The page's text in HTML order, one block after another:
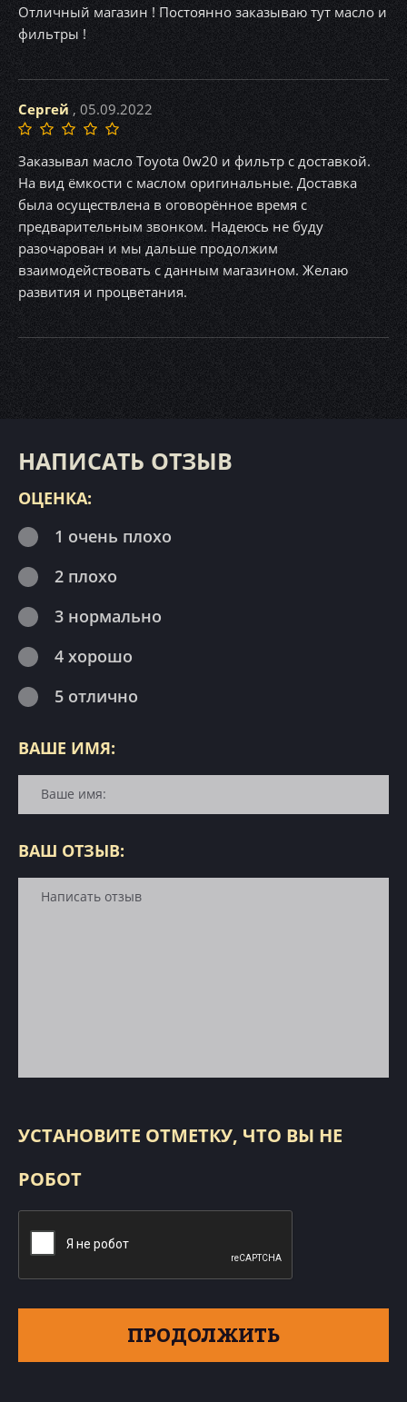
Отличный магазин ! Постоянно заказываю тут масло и
фильтры !
Сергей , 05.09.2022
Заказывал масло Toyota 0w20 и фильтр с доставкой.
На вид ёмкости с маслом оригинальные. Доставка
была осуществлена в оговорённое время с
предварительным звонком. Надеюсь не буду
разочарован и мы дальше продолжим
взаимодействовать с данным магазином. Желаю
развития и процветания.
НАПИСАТЬ ОТЗЫВ
ОЦЕНКА:
1 очень плохо
2 плохо
3 нормально
4 хорошо
5 отлично
ВАШЕ ИМЯ:
ВАШ ОТЗЫВ:
УСТАНОВИТЕ ОТМЕТКУ, ЧТО ВЫ НЕ
РОБОТ
ПРОДОЛЖИТЬ